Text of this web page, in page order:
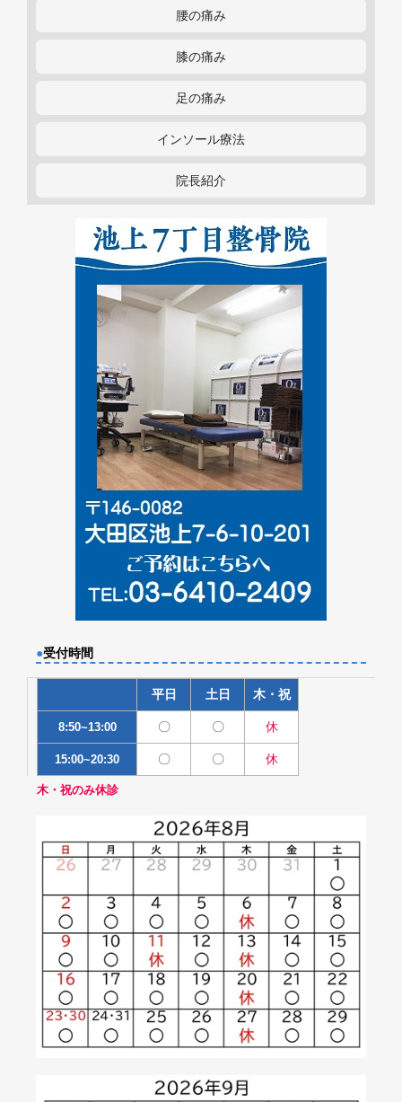
腰の痛み
膝の痛み
足の痛み
インソール療法
院長紹介
●受付時間
平日 土日 木・祝
8:50~13:00 〇 〇 休
15:00~20:30 〇 〇 休
木・祝のみ休診